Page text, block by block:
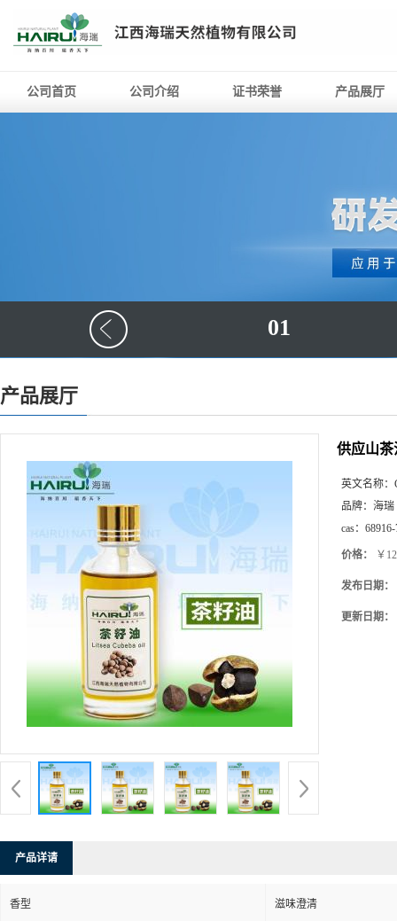
公司首页 公司介绍 证书荣誉 产品展厅
01
产品展厅
供应山茶
英文名称：
品牌： 海瑞
cas：
价格： ￥
发布日期：
更新日期：
产品详请
香型 滋味澄清